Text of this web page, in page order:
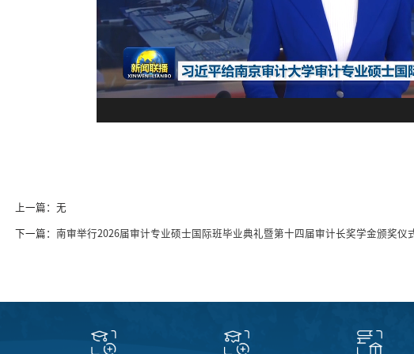
上一篇： 无
下一篇： 南审举行2026届审计专业硕士国际班毕业典礼暨第十四届审计长奖学金颁奖仪